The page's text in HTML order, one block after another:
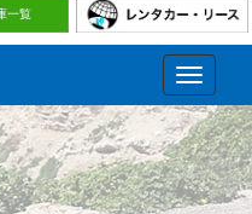
一覧
Toggle